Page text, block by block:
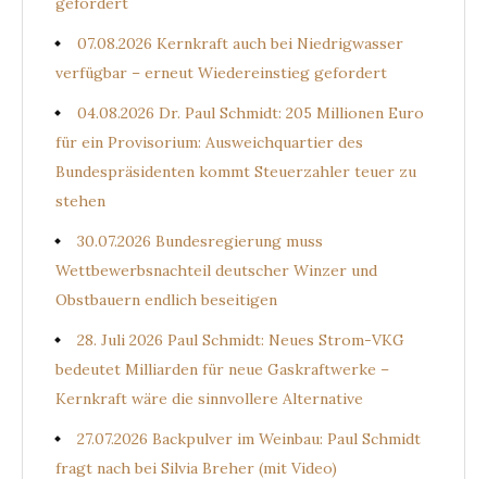
07.08.2026 Kernkraft auch bei Niedrigwasser
verfügbar – erneut Wiedereinstieg gefordert
04.08.2026 Dr. Paul Schmidt: 205 Millionen Euro
für ein Provisorium: Ausweichquartier des
Bundespräsidenten kommt Steuerzahler teuer zu
stehen
30.07.2026 Bundesregierung muss
Wettbewerbsnachteil deutscher Winzer und
Obstbauern endlich beseitigen
28. Juli 2026 Paul Schmidt: Neues Strom-VKG
bedeutet Milliarden für neue Gaskraftwerke –
Kernkraft wäre die sinnvollere Alternative
27.07.2026 Backpulver im Weinbau: Paul Schmidt
fragt nach bei Silvia Breher (mit Video)